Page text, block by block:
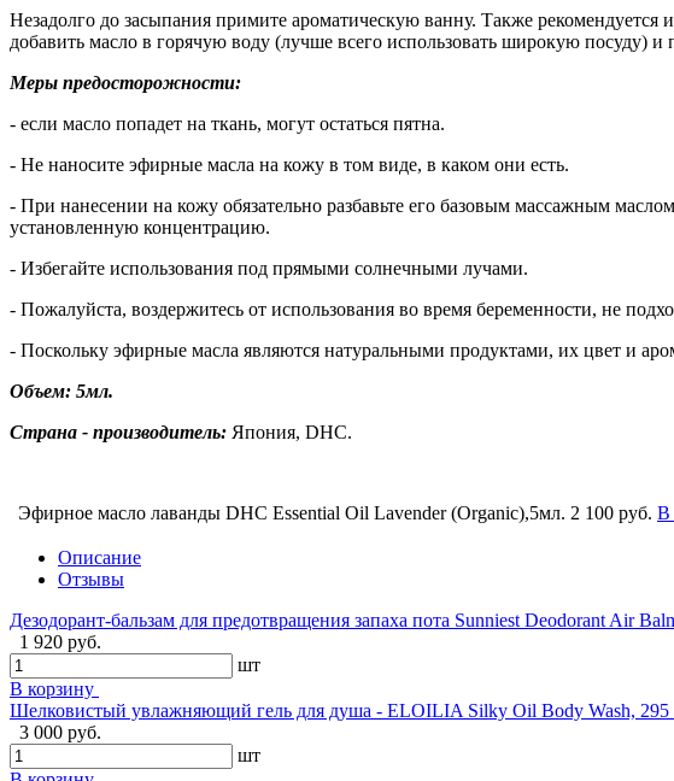
Незадолго до засыпания примите ароматическую ванну. Также
добавить масло в горячую воду (лучше всего использовать широкую посуду) и
Меры предосторожности:
- если масло попадет на ткань, могут остаться пятна.
- Не наносите эфирные масла на кожу в том виде, в каком они есть.
- При нанесении на кожу обязательно разбавьте его базовым массажным
установленную концентрацию.
- Избегайте использования под прямыми солнечными лучами.
- Пожалуйста, воздержитесь от использования во время беременности, не
- Поскольку эфирные масла являются натуральными продуктами, их цвет и
Объем: 5мл.
Страна - производитель: Япония, DHC.
Эфирное масло лаванды DHC Essential Oil Lavender (Organic),5мл. 2 100 руб. В
Описание
Отзывы
Дезодорант-бальзам для предотвращения запаха пота Sunniest Deodorant Air
1 920 руб.
шт
В корзину
Шелковистый увлажняющий гель для душа - ELOILIA Silky Oil Body Wash, 295
3 000 руб.
шт